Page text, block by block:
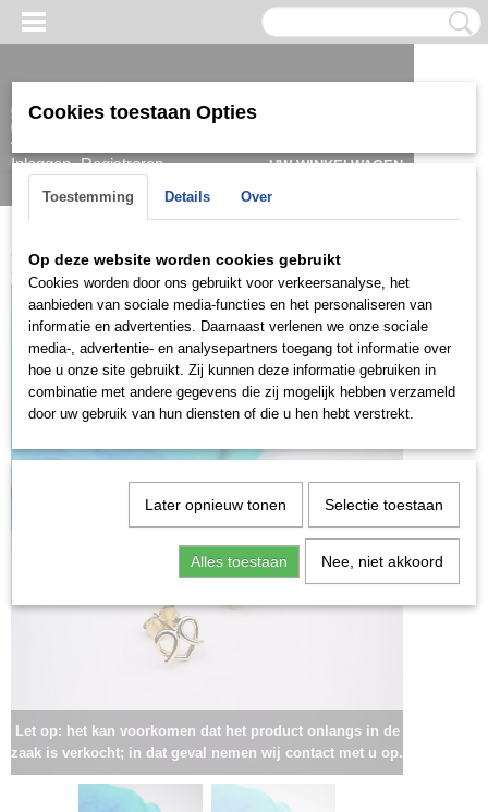
Inloggen Registreren
UW WINKELWAGEN
Home > Oorbel> Goud >Oorknopjes KGO601
Let op: het kan voorkomen dat het product onlangs in de
zaak is verkocht; in dat geval nemen wij contact met u op.
Cookies toestaan Opties
Toestemming Details Over
Op deze website worden cookies gebruikt
Cookies worden door ons gebruikt voor verkeersanalyse, het
aanbieden van sociale media-functies en het personaliseren van
informatie en advertenties. Daarnaast verlenen we onze sociale
media-, advertentie- en analysepartners toegang tot informatie over
hoe u onze site gebruikt. Zij kunnen deze informatie gebruiken in
combinatie met andere gegevens die zij mogelijk hebben verzameld
door uw gebruik van hun diensten of die u hen hebt verstrekt.
Later opnieuw tonen Selectie toestaan
Alles toestaan Nee, niet akkoord